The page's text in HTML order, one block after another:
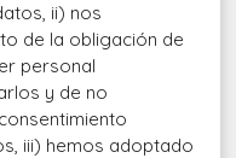
ii) nos
de la obligación de
personal
y de no
iii) hemos adoptado